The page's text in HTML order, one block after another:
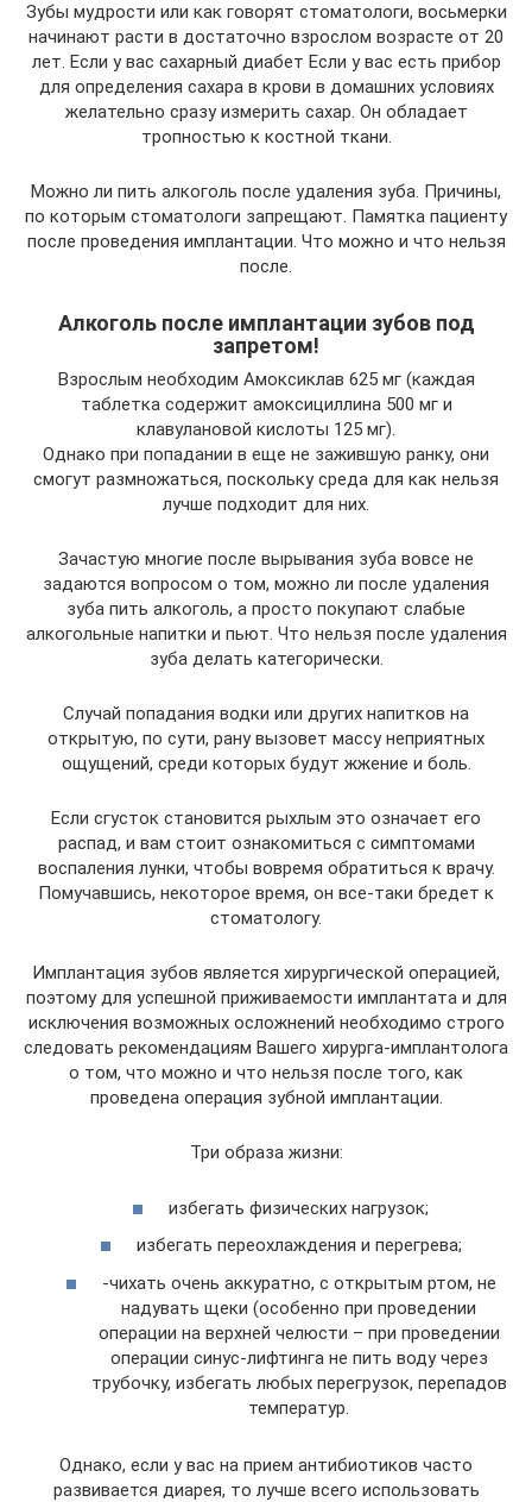
Зубы мудрости или как говорят стоматологи, восьмерки
начинают расти в достаточно взрослом возрасте от 20
лет. Если у вас сахарный диабет Если у вас есть прибор
для определения сахара в крови в домашних условиях
желательно сразу измерить сахар. Он обладает
тропностью к костной ткани.
Можно ли пить алкоголь после удаления зуба. Причины,
по которым стоматологи запрещают. Памятка пациенту
после проведения имплантации. Что можно и что нельзя
после.
Алкоголь после имплантации зубов под
запретом!
Взрослым необходим Амоксиклав 625 мг (каждая
таблетка содержит амоксициллина 500 мг и
клавулановой кислоты 125 мг).
Однако при попадании в еще не зажившую ранку, они
смогут размножаться, поскольку среда для как нельзя
лучше подходит для них.
Зачастую многие после вырывания зуба вовсе не
задаются вопросом о том, можно ли после удаления
зуба пить алкоголь, а просто покупают слабые
алкогольные напитки и пьют. Что нельзя после удаления
зуба делать категорически.
Случай попадания водки или других напитков на
открытую, по сути, рану вызовет массу неприятных
ощущений, среди которых будут жжение и боль.
Если сгусток становится рыхлым это означает его
распад, и вам стоит ознакомиться с симптомами
воспаления лунки, чтобы вовремя обратиться к врачу.
Помучавшись, некоторое время, он все-таки бредет к
стоматологу.
Имплантация зубов является хирургической операцией,
поэтому для успешной приживаемости имплантата и для
исключения возможных осложнений необходимо строго
следовать рекомендациям Вашего хирурга-имплантолога
о том, что можно и что нельзя после того, как
проведена операция зубной имплантации.
Три образа жизни:
избегать физических нагрузок;
избегать переохлаждения и перегрева;
-чихать очень аккуратно, с открытым ртом, не
надувать щеки (особенно при проведении
операции на верхней челюсти – при проведении
операции синус-лифтинга не пить воду через
трубочку, избегать любых перегрузок, перепадов
температур.
Однако, если у вас на прием антибиотиков часто
развивается диарея, то лучше всего использовать